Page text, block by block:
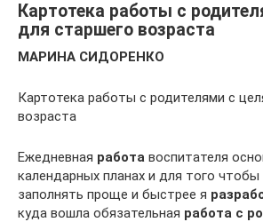
Картотека работы с
для старшего возраста
МАРИНА СИДОРЕНКО
Картотека работы с родителями с
возраста
Ежедневная работа воспитателя
календарных планах и для того
заполнять проще и быстрее я
куда вошла обязательная работа с